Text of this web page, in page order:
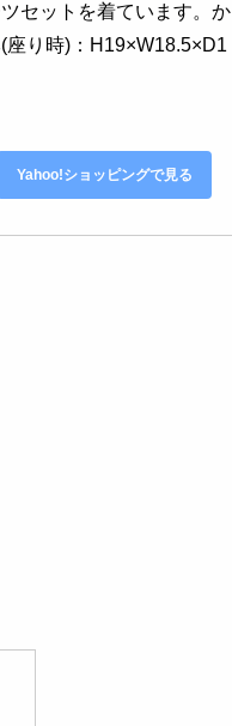
セットを着ています。か
り時)：H19×W18.5×D1
Yahoo!ショッピングで見る